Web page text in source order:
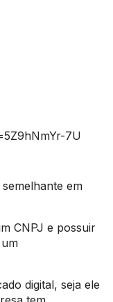
7U
em
CNPJ e possuir
digital, seja ele